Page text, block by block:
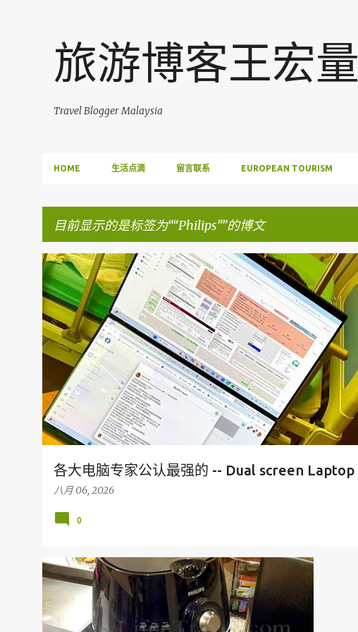
旅游博客王宏量
Travel Blogger Malaysia
HOME 生活点滴 留言联系 EUROPEAN TOURISM
目前显示的是标签为“ Philips ”的博文
博
文
各大电脑专家公认最强的 -- Dual screen Laptop
八月 06, 2026
FACEBOOK POST
0
亲自下厨 PHILIPS